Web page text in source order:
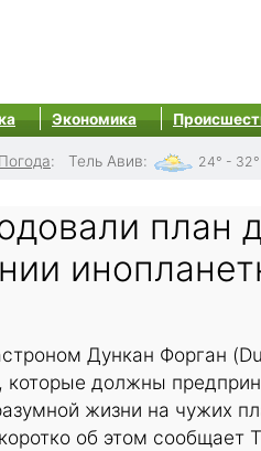
Экономика
Погода: Тель Авив: 24° - 32°
план
Дункан Форган
которые должны
жизни на чужих
об этом сообщает